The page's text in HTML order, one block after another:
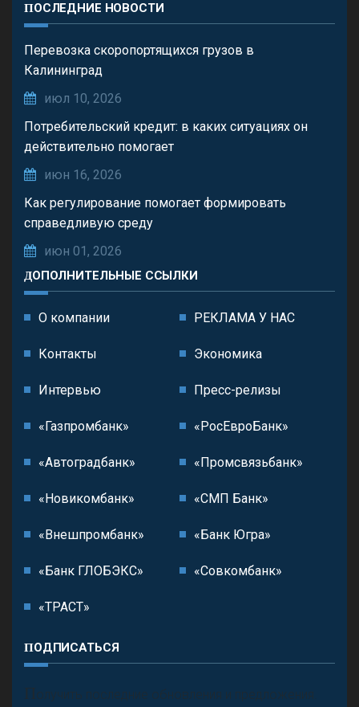
ПОСЛЕДНИЕ НОВОСТИ
Перевозка скоропортящихся грузов в
Калининград
июл 10, 2026
Потребительский кредит: в каких ситуациях он
действительно помогает
июн 16, 2026
Как регулирование помогает формировать
справедливую среду
июн 01, 2026
ДОПОЛНИТЕЛЬНЫЕ ССЫЛКИ
О компании РЕКЛАМА У НАС
Контакты Экономика
Интервью Пресс-релизы
«Газпромбанк» «РосЕвроБанк»
«Автоградбанк» «Промсвязьбанк»
«Новикомбанк» «СМП Банк»
«Внешпромбанк» «Банк Югра»
«Банк ГЛОБЭКС» «Совкомбанк»
«ТРАСТ»
ПОДПИСАТЬСЯ
П олучить последние обновления и предложения.